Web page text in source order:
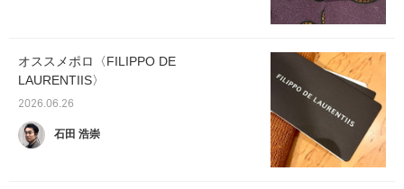
オススメポロ〈FILIPPO DE
LAURENTIIS〉
2026.06.26
石田 浩崇